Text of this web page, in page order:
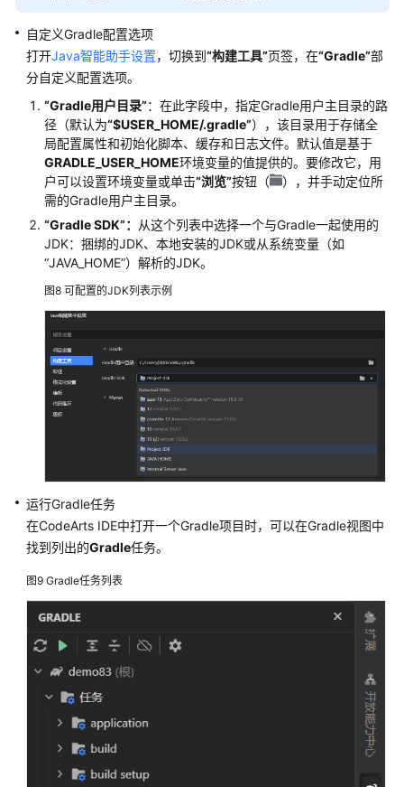
令
行
运
行
文
件
使
用
CodeArts
IDE
第
三
扩
API
参
考
见
问
题
视
自定义Gradle配置选项
打开Java智能助手设置，切换到“构建工具”页签，在“Gradle”部
分自定义配置选项。
“Gradle用户目录”：在此字段中，指定Gradle用户主目录的路
径（默认为“$USER_HOME/.gradle”），该目录用于存储全
局配置属性和初始化脚本、缓存和日志文件。默认值是基于
GRADLE_USER_HOME环境变量的值提供的。要修改它，用
户可以设置环境变量或单击“浏览”按钮（
），并手动定位所
需的Gradle用户主目录。
“Gradle SDK”：
从这个列表中选择一个与Gradle一起使用的
JDK：捆绑的JDK、本地安装的JDK或从系统变量（如
“JAVA_HOME”）解析的JDK。
图8 可配置的JDK列表示例
运行Gradle任务
在CodeArts IDE中打开一个Gradle项目时，可以在Gradle视图中
找到列出的Gradle任务。
图9 Gradle任务列表